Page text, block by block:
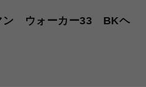
ン ウォーカー33 BKヘ